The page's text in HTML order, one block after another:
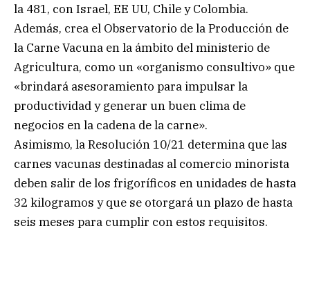
la 481, con Israel, EE UU, Chile y Colombia.
Además, crea el Observatorio de la Producción de
la Carne Vacuna en la ámbito del ministerio de
Agricultura, como un «organismo consultivo» que
«brindará asesoramiento para impulsar la
productividad y generar un buen clima de
negocios en la cadena de la carne».
Asimismo, la Resolución 10/21 determina que las
carnes vacunas destinadas al comercio minorista
deben salir de los frigoríficos en unidades de hasta
32 kilogramos y que se otorgará un plazo de hasta
seis meses para cumplir con estos requisitos.